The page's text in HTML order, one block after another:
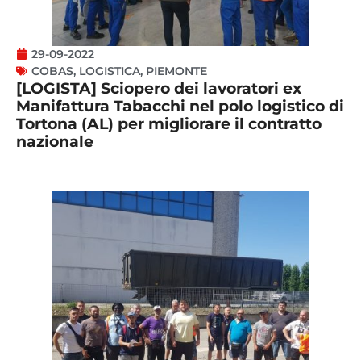
29-09-2022
COBAS, LOGISTICA, PIEMONTE
[LOGISTA] Sciopero dei lavoratori ex
Manifattura Tabacchi nel polo logistico di
Tortona (AL) per migliorare il contratto
nazionale